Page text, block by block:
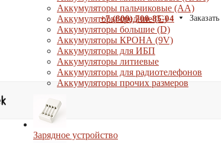
сборки на заказ
+7 (800) 700-85-04
Аккумуляторы пальчиковые (АА)
Аккумуляторы средние (С)
Аккумуляторы большие (D)
Аккумуляторы КРОНА (9V)
Аккумуляторы для ИБП
Аккумуляторы литиевые
Аккумуляторы для радиотелефонов
Аккумуляторы прочих размеров
Зарядное устройство